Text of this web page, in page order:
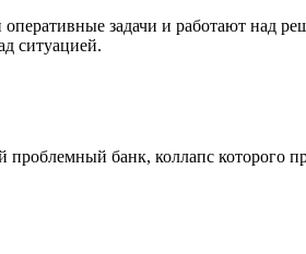
задачи и работают над
ситуацией.
проблемный банк, коллапс которого